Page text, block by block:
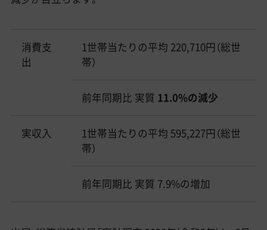
消費支
出
1世帯当たりの平均 220,710円（総世
帯）
前年同期比 実質 11.0%の減少
実収入
1世帯当たりの平均 595,227円（総世
帯）
前年同期比 実質 7.9%の増加